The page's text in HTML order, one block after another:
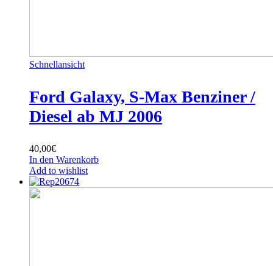
Schnellansicht
Ford Galaxy, S-Max Benziner /
Diesel ab MJ 2006
40,00€
In den Warenkorb
Add to wishlist